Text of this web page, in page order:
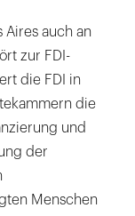
Aires auch an
zur FDI-
die FDI in
die
und
der
Menschen